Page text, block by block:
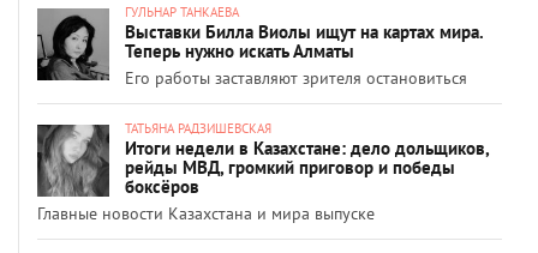
ГУЛЬНАР ТАНКАЕВА
Выставки Билла Виолы ищут на картах мира.
Теперь нужно искать Алматы
Его работы заставляют зрителя остановиться
ТАТЬЯНА РАДЗИШЕВСКАЯ
Итоги недели в Казахстане: дело дольщиков,
рейды МВД, громкий приговор и победы
боксёров
Главные новости Казахстана и мира выпуске